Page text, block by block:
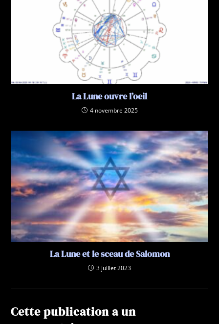
La Lune ouvre l’oeil
4 novembre 2025
La Lune et le sceau de Salomon
3 juillet 2023
Cette publication a un